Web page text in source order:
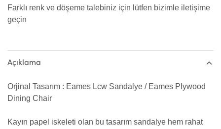
Farklı renk ve döşeme talebiniz için lütfen bizimle iletişime
geçin
Açıklama
Orjinal Tasarım : Eames Lcw Sandalye / Eames Plywood
Dining Chair
Kayın papel iskeleti olan bu tasarım sandalye hem rahat